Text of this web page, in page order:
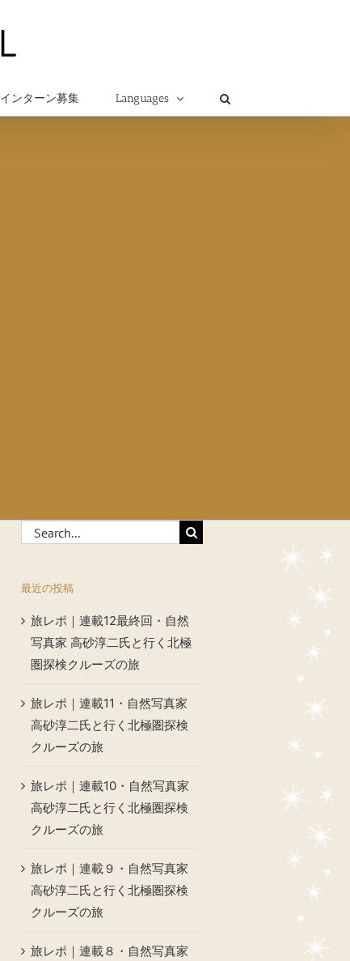
インターン募集 Languages
Search
for:
最近の投稿
旅レポ｜連載12最終回・自然
写真家 高砂淳二氏と行く北極
圏探検クルーズの旅
旅レポ｜連載11・自然写真家
高砂淳二氏と行く北極圏探検
クルーズの旅
旅レポ｜連載10・自然写真家
高砂淳二氏と行く北極圏探検
クルーズの旅
旅レポ｜連載９・自然写真家
高砂淳二氏と行く北極圏探検
クルーズの旅
旅レポ｜連載８・自然写真家